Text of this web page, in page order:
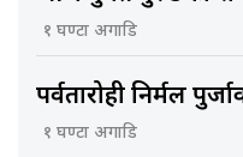
१ घण्टा अगाडि
पर्वतारोही निर्मल
१ घण्टा अगाडि